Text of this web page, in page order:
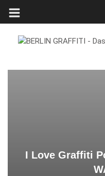
I Love Graffiti